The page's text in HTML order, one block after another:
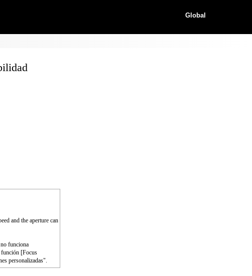
Global
and the aperture can
funciona
función [Focus
personalizadas".